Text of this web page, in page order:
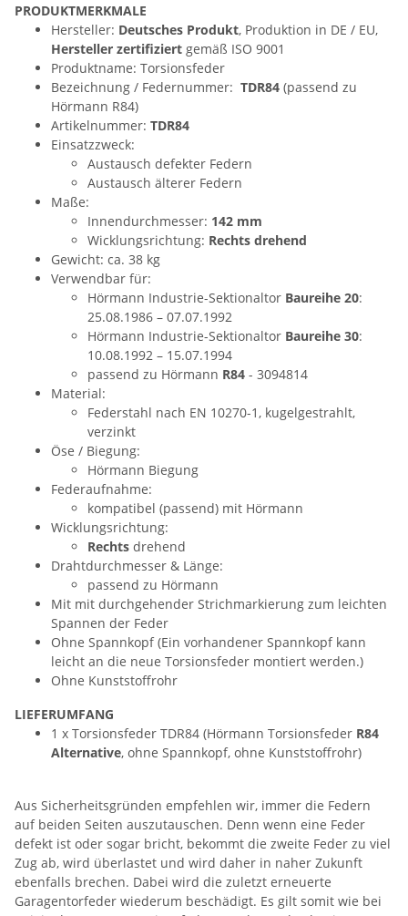
PRODUKTMERKMALE
Hersteller: Deutsches Produkt, Produktion in DE / EU,
Hersteller zertifiziert gemäß ISO 9001
Produktname: Torsionsfeder
Bezeichnung / Federnummer: TDR84 (passend zu
Hörmann R84)
Artikelnummer: TDR84
Einsatzzweck:
Austausch defekter Federn
Austausch älterer Federn
Maße:
Innendurchmesser: 142 mm
Wicklungsrichtung: Rechts drehend
Gewicht: ca. 38 kg
Verwendbar für:
Hörmann Industrie-Sektionaltor Baureihe 20:
25.08.1986 – 07.07.1992
Hörmann Industrie-Sektionaltor Baureihe 30:
10.08.1992 – 15.07.1994
passend zu Hörmann R84 - 3094814
Material:
Federstahl nach EN 10270-1, kugelgestrahlt,
verzinkt
Öse / Biegung:
Hörmann Biegung
Federaufnahme:
kompatibel (passend) mit Hörmann
Wicklungsrichtung:
Rechts drehend
Drahtdurchmesser & Länge:
passend zu Hörmann
Mit mit durchgehender Strichmarkierung zum leichten
Spannen der Feder
Ohne Spannkopf (Ein vorhandener Spannkopf kann
leicht an die neue Torsionsfeder montiert werden.)
Ohne Kunststoffrohr
LIEFERUMFANG
1 x Torsionsfeder TDR84 (Hörmann Torsionsfeder R84
Alternative, ohne Spannkopf, ohne Kunststoffrohr)
Aus Sicherheitsgründen empfehlen wir, immer die Federn
auf beiden Seiten auszutauschen. Denn wenn eine Feder
defekt ist oder sogar bricht, bekommt die zweite Feder zu viel
Zug ab, wird überlastet und wird daher in naher Zukunft
ebenfalls brechen. Dabei wird die zuletzt erneuerte
Garagentorfeder wiederum beschädigt. Es gilt somit wie bei